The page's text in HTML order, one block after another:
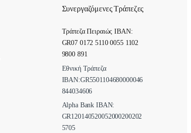
Συνεργαζόμενες Τράπεζες
Τράπεζα Πειραιώς IBAN:
GR07 0172 5110 0055 1102
9800 891
Εθνική Τράπεζα
ΙΒΑΝ:GR5501104680000046
844034606
Alpha Bank ΙΒΑΝ:
GR120140520052000200202
5705